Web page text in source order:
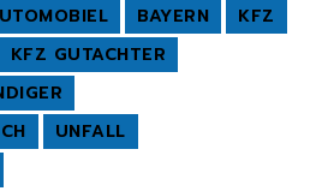
BAYERN
KFZ
KFZ GUTACHTER
UNFALL